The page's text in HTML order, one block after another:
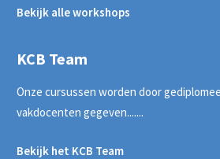
Bekijk alle workshops
KCB Team
Onze cursussen worden door
vakdocenten gegeven.......
Bekijk het KCB Team